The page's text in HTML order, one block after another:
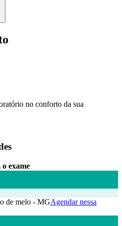
no conforto da sua
o exame
de melo - MGAgendar nessa